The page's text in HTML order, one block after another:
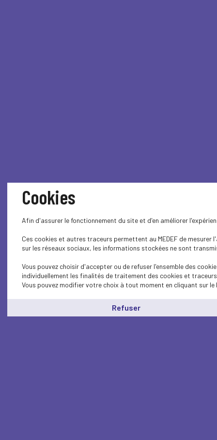
Cookies
Afin d'assurer le fonctionnement du site et d'en améliorer
Ces cookies et autres traceurs permettent au MEDEF de
sur les réseaux sociaux, les informations stockées ne sont
Vous pouvez choisir d'accepter ou de refuser l'ensemble des
individuellement les finalités de traitement des cookies et
Vous pouvez modifier votre choix à tout moment en cliquant sur le
Refuser